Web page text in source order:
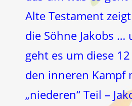
Alte Testament
die Söhne Jakobs …
geht es um diese
den inneren Kampf
„niederen“ Teil –